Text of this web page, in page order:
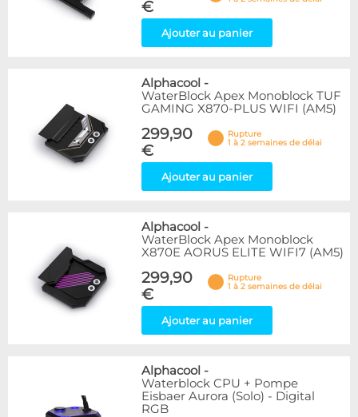
€
Ajouter au panier
Alphacool -
WaterBlock Apex Monoblock TUF
GAMING X870-PLUS WIFI (AM5)
299,90
€
Rupture
1 à 2 semaines de délai
Ajouter au panier
Alphacool -
WaterBlock Apex Monoblock
X870E AORUS ELITE WIFI7 (AM5)
299,90
€
Rupture
1 à 2 semaines de délai
Ajouter au panier
Alphacool -
Waterblock CPU + Pompe
Eisbaer Aurora (Solo) - Digital
RGB